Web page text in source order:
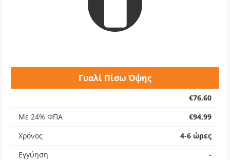
Γυαλί Πίσω Όψης
€76,60
Με 24% ΦΠΑ
€94,99
Χρόνος
4-6 ώρες
Εγγύηση
-